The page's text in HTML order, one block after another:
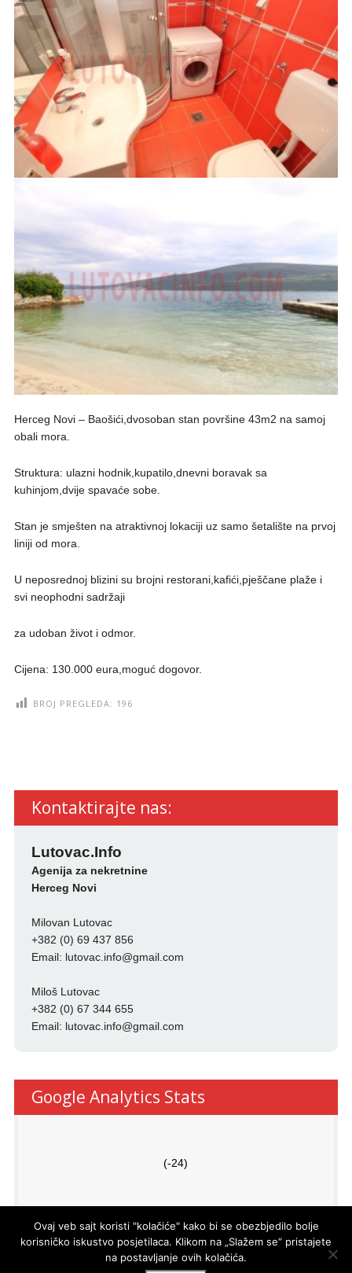
Herceg Novi – Baošići,dvosoban stan površine 43m2 na samoj
obali mora.
Struktura: ulazni hodnik,kupatilo,dnevni boravak sa
kuhinjom,dvije spavaće sobe.
Stan je smješten na atraktivnoj lokaciji uz samo šetalište na prvoj
liniji od mora.
U neposrednoj blizini su brojni restorani,kafići,pješčane plaže i
svi neophodni sadržaji
za udoban život i odmor.
Cijena: 130.000 eura,moguć dogovor.
BROJ PREGLEDA: 196
Kontaktirajte nas:
Lutovac.Info
Agenija za nekretnine
Herceg Novi
Milovan Lutovac
+382 (0) 69 437 856
Email: lutovac.info@gmail.com
Miloš Lutovac
+382 (0) 67 344 655
Email: lutovac.info@gmail.com
Google Analytics Stats
(-24)
- DEVELOPED BYPRO
Ovaj veb sajt koristi "kolačiće" kako bi se obezbjedilo bolje
korisničko iskustvo posjetilaca. Klikom na „Slažem se“ pristajete
na postavljanje ovih kolačića.